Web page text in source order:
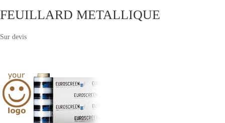
FEUILLARD METALLIQUE
Sur devis